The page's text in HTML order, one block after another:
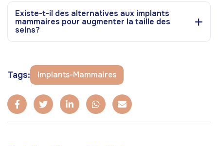
Existe-t-il des alternatives aux implants
mammaires pour augmenter la taille des
seins?
Tags: Implants-Mammaires